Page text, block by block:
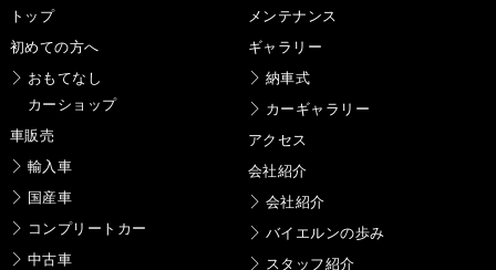
トップ
初めての方へ
おもてなし
カーショップ
車販売
輸入車
国産車
コンプリートカー
中古車
メンテナンス
ギャラリー
納車式
カーギャラリー
アクセス
会社紹介
会社紹介
バイエルンの歩み
スタッフ紹介